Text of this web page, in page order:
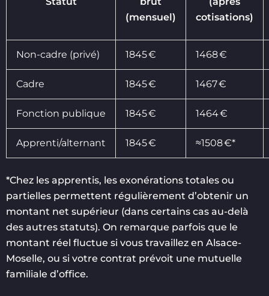
(mensuel)
cotisations)
Non-cadre (privé) 1845 € 1468 €
Cadre 1845 € 1467 €
Fonction publique 1845 € 1464 €
Apprenti/alternant 1845 € ≈1508 €*
*Chez les apprentis, les exonérations totales ou
partielles permettent régulièrement d’obtenir un
montant net supérieur (dans certains cas au-delà
des autres statuts). On remarque parfois que le
montant réel fluctue si vous travaillez en Alsace-
Moselle, ou si votre contrat prévoit une mutuelle
familiale d’office.